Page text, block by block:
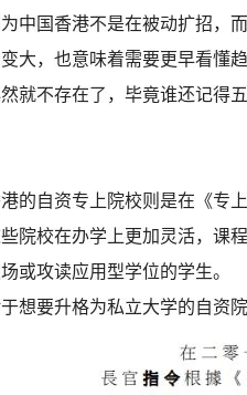
为中国香港不是在被动扩招，
大，也意味着需要更早看懂
就不存在了，毕竟谁还记得
的自资专上院校则是在《专
院校在办学上更加灵活，课
或攻读应用型学位的学生。
想要升格为私立大学的自资